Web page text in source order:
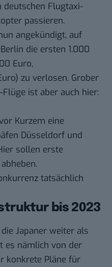
deutschen Flugtaxi-
passieren.
angekündigt, auf
die ersten 1.000
Euro,
zu verlosen. Grober
ist aber auch hier:
Kurzem eine
Düsseldorf und
sollen erste
tatsächlich
bis 2023
Japaner weiter als
es nämlich von der
konkrete Pläne für